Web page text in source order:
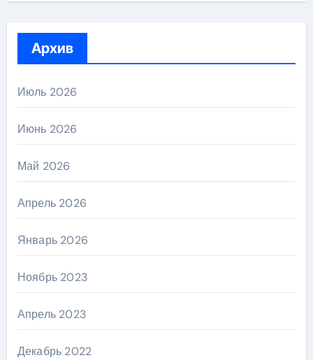
Архив
Июль 2026
Июнь 2026
Май 2026
Апрель 2026
Январь 2026
Ноябрь 2023
Апрель 2023
Декабрь 2022